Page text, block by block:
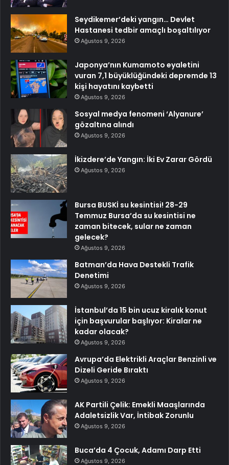
Seydikemer’deki yangın… Devlet
Hastanesi tedbir amaçlı boşaltılıyor
Ağustos 9, 2026
Japonya’nın Kumamoto eyaletini
vuran 7,1 büyüklüğündeki depremde 13
kişi hayatını kaybetti
Ağustos 9, 2026
Sosyal medya fenomeni ‘Alyanure’
gözaltına alındı
Ağustos 9, 2026
İkizdere’de Yangın: İki Ev Zarar Gördü
Ağustos 9, 2026
Bursa BUSKİ su kesintisi! 28-29
Temmuz Bursa’da su kesintisi ne
zaman bitecek, sular ne zaman
gelecek?
Ağustos 9, 2026
Batman’da Hava Destekli Trafik
Denetimi
Ağustos 9, 2026
İstanbul’da 15 bin ucuz kiralık konut
için başvurular başlıyor: Kiralar ne
kadar olacak?
Ağustos 9, 2026
Avrupa’da Elektrikli Araçlar Benzinli ve
Dizeli Geride Bıraktı
Ağustos 9, 2026
AK Partili Çelik: Emekli Maaşlarında
Adaletsizlik Var, İntibak Zorunlu
Ağustos 9, 2026
Buca’da 4 Çocuk, Adamı Darp Etti
Ağustos 9, 2026